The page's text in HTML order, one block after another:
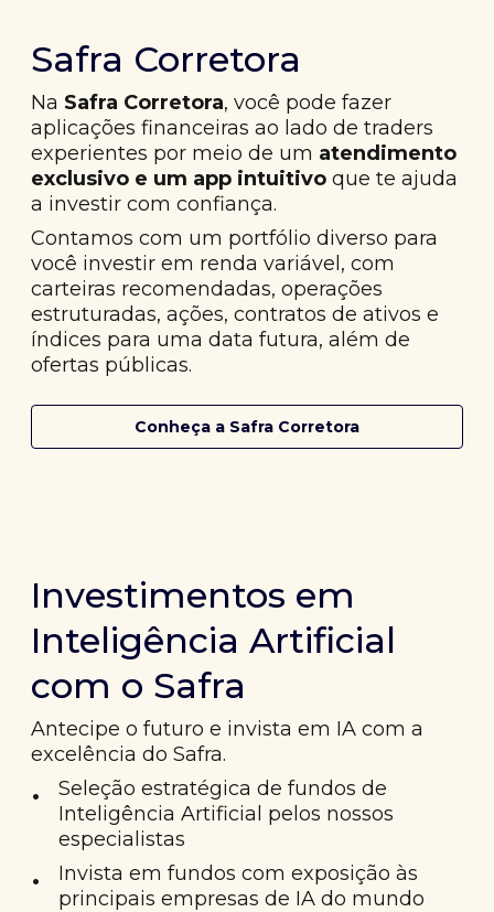
Safra Corretora
Na Safra Corretora, você pode fazer
aplicações financeiras ao lado de traders
experientes por meio de um atendimento
exclusivo e um app intuitivo que te ajuda
a investir com confiança.
Contamos com um portfólio diverso para
você investir em renda variável, com
carteiras recomendadas, operações
estruturadas, ações, contratos de ativos e
índices para uma data futura, além de
ofertas públicas.
Conheça a Safra Corretora
Investimentos em
Inteligência Artificial
com o Safra
Antecipe o futuro e invista em IA com a
excelência do Safra.
•
Seleção estratégica de fundos de
Inteligência Artificial pelos nossos
especialistas
•
Invista em fundos com exposição às
principais empresas de IA do mundo